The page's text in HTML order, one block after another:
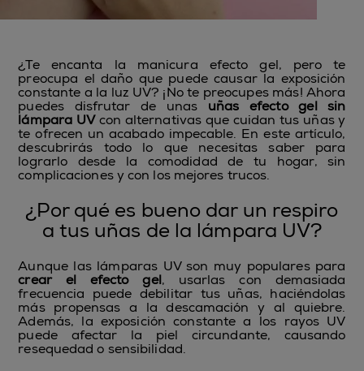
¿Te encanta la manicura efecto gel, pero te
preocupa el daño que puede causar la exposición
constante a la luz UV? ¡No te preocupes más! Ahora
puedes disfrutar de unas uñas efecto gel sin
lámpara UVcon alternativas que cuidan tus uñas y
te ofrecen un acabado impecable. En este artículo,
descubrirás todo lo que necesitas saber para
lograrlo desde la comodidad de tu hogar, sin
complicaciones y con los mejores trucos.
¿Por qué es bueno dar un respiro
a tus uñas de la lámpara UV?
Aunque las lámparas UV son muy populares para
crear el efecto gel, usarlas con demasiada
frecuencia puede debilitar tus uñas, haciéndolas
más propensas a la descamación y al quiebre.
Además, la exposición constante a los rayos UV
puede afectar la piel circundante, causando
resequedad o sensibilidad.